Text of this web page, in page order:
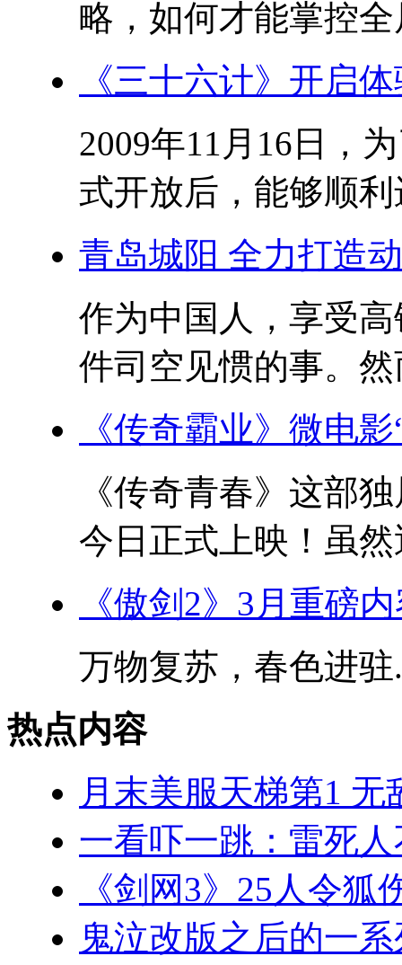
略，如何才能掌控
《三十六计》开启
2009年11月16日，
式开放后，能够顺
青岛城阳 全力打造
作为中国人，享受
件司空见惯的事。
《传奇霸业》微电
《传奇青春》这部
今日正式上映！虽
《傲剑2》3月重磅
万物复苏，春色进驻
热点内容
月末美服天梯第1 无
一看吓一跳：雷死
《剑网3》25人令狐
鬼泣改版之后的一